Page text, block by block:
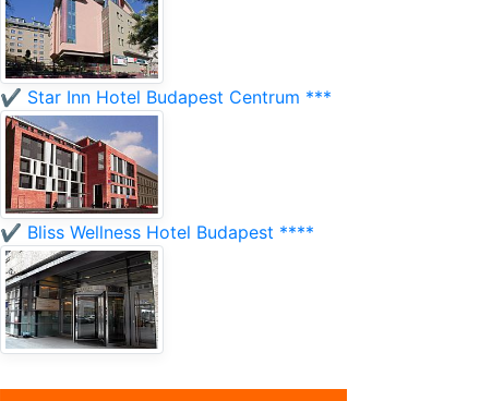
✔️ Star Inn Hotel Budapest Centrum ***
✔️ Bliss Wellness Hotel Budapest ****